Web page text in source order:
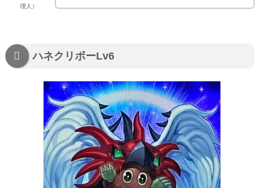
理人）
ハネクリボーLv6